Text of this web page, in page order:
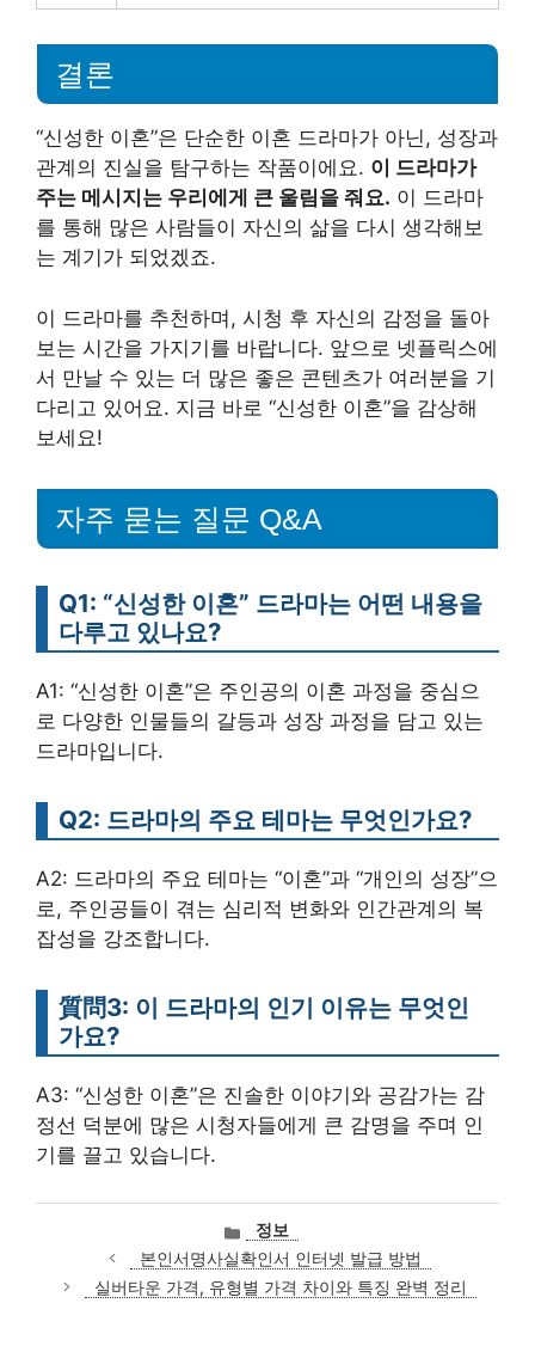
결론
“신성한 이혼”은 단순한 이혼 드라마가 아닌, 성장과
관계의 진실을 탐구하는 작품이에요. 이 드라마가
주는 메시지는 우리에게 큰 울림을 줘요. 이 드라마
를 통해 많은 사람들이 자신의 삶을 다시 생각해보
는 계기가 되었겠죠.
이 드라마를 추천하며, 시청 후 자신의 감정을 돌아
보는 시간을 가지기를 바랍니다. 앞으로 넷플릭스에
서 만날 수 있는 더 많은 좋은 콘텐츠가 여러분을 기
다리고 있어요. 지금 바로 “신성한 이혼”을 감상해
보세요!
자주 묻는 질문 Q&A
Q1: “신성한 이혼” 드라마는 어떤 내용을
다루고 있나요?
A1: “신성한 이혼”은 주인공의 이혼 과정을 중심으
로 다양한 인물들의 갈등과 성장 과정을 담고 있는
드라마입니다.
Q2: 드라마의 주요 테마는 무엇인가요?
A2: 드라마의 주요 테마는 “이혼”과 “개인의 성장”으
로, 주인공들이 겪는 심리적 변화와 인간관계의 복
잡성을 강조합니다.
質問3: 이 드라마의 인기 이유는 무엇인
가요?
A3: “신성한 이혼”은 진솔한 이야기와 공감가는 감
정선 덕분에 많은 시청자들에게 큰 감명을 주며 인
기를 끌고 있습니다.
카
테
고
리
정보
본인서명사실확인서 인터넷 발급 방법
실버타운 가격, 유형별 가격 차이와 특징 완벽 정리